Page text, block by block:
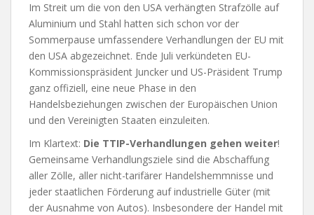
Im Streit um die von den USA verhängten Strafzölle auf
Aluminium und Stahl hatten sich schon vor der
Sommerpause umfassendere Verhandlungen der EU mit
den USA abgezeichnet. Ende Juli verkündeten EU-
Kommissionspräsident Juncker und US-Präsident Trump
ganz offiziell, eine neue Phase in den
Handelsbeziehungen zwischen der Europäischen Union
und den Vereinigten Staaten einzuleiten.
Im Klartext: Die TTIP-Verhandlungen gehen weiter!
Gemeinsame Verhandlungsziele sind die Abschaffung
aller Zölle, aller nicht-tarifärer Handelshemmnisse und
jeder staatlichen Förderung auf industrielle Güter (mit
der Ausnahme von Autos). Insbesondere der Handel mit